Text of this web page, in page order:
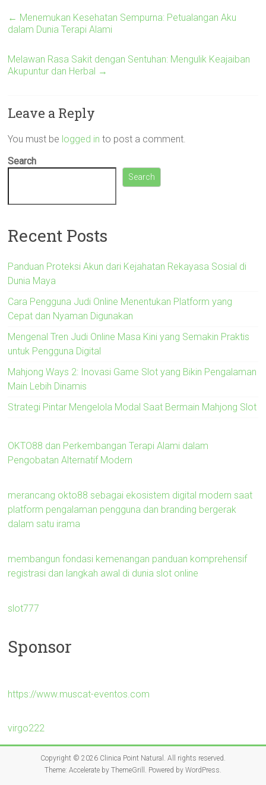
← Menemukan Kesehatan Sempurna: Petualangan Aku
dalam Dunia Terapi Alami
Melawan Rasa Sakit dengan Sentuhan: Mengulik Keajaiban
Akupuntur dan Herbal →
Leave a Reply
You must be logged in to post a comment.
Search
Search
Recent Posts
Panduan Proteksi Akun dari Kejahatan Rekayasa Sosial di
Dunia Maya
Cara Pengguna Judi Online Menentukan Platform yang
Cepat dan Nyaman Digunakan
Mengenal Tren Judi Online Masa Kini yang Semakin Praktis
untuk Pengguna Digital
Mahjong Ways 2: Inovasi Game Slot yang Bikin Pengalaman
Main Lebih Dinamis
Strategi Pintar Mengelola Modal Saat Bermain Mahjong Slot
OKTO88 dan Perkembangan Terapi Alami dalam
Pengobatan Alternatif Modern
merancang okto88 sebagai ekosistem digital modern saat
platform pengalaman pengguna dan branding bergerak
dalam satu irama
membangun fondasi kemenangan panduan komprehensif
registrasi dan langkah awal di dunia slot online
slot777
Sponsor
https://www.muscat-eventos.com
virgo222
Copyright © 2026 Clinica Point Natural
. All rights reserved.
Theme: Accelerateby ThemeGrill. Powered by WordPress